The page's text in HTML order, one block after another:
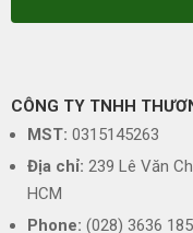
CÔNG TY TNHH
MST: 0315145263
Địa chỉ: 239 Lê Văn
HCM
Phone: (028) 3636